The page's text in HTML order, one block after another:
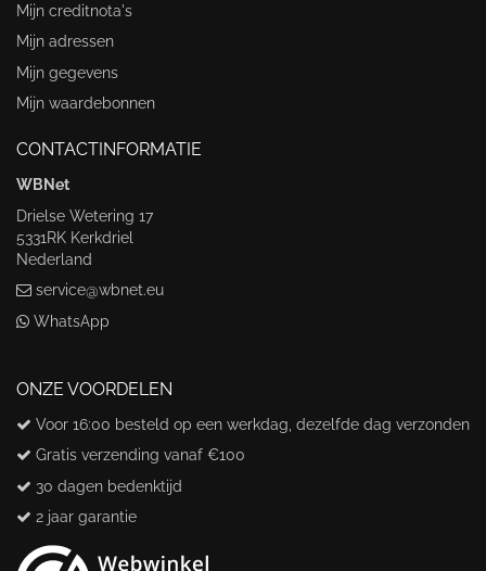
Mijn creditnota's
Mijn adressen
Mijn gegevens
Mijn waardebonnen
CONTACTINFORMATIE
WBNet
Drielse Wetering 17
5331RK Kerkdriel
Nederland
service@wbnet.eu
WhatsApp
ONZE VOORDELEN
Voor 16:00 besteld op een werkdag, dezelfde dag verzonden
Gratis verzending vanaf €100
30 dagen bedenktijd
2 jaar garantie